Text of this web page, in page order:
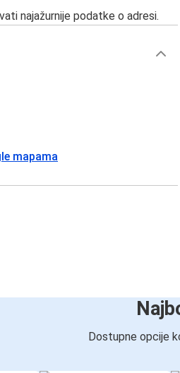
najažurnije podatke o adresi.
mapama
Dostupne opcije